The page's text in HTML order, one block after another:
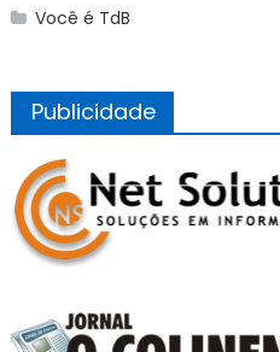
Você é TdB
Publicidade